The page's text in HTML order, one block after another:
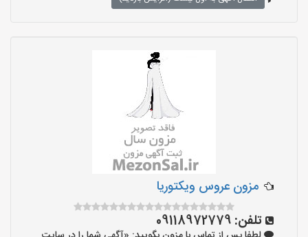
مزون عروس ویکتوریا
تلفن: 09118972779